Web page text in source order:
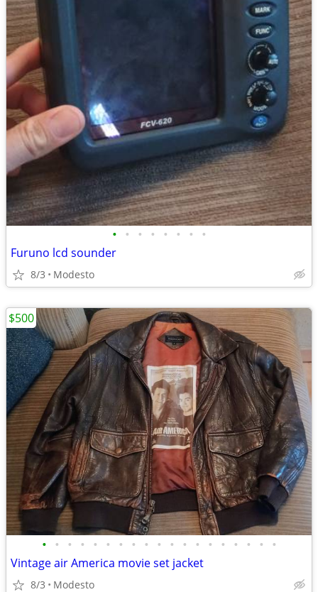
• • • • • • • •
Furuno lcd sounder
8/3 Modesto
• • • • • • • • • • • • • • • • • • •
Vintage air America movie set jacket
8/3 Modesto
$500